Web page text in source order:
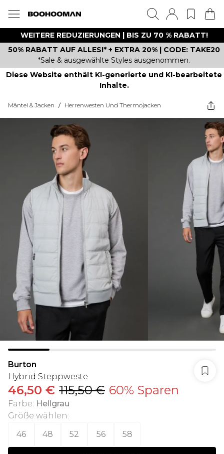
WEITERE REDUZIERUNGEN | BIS ZU 70 % RABATT!
50% RABATT AUF ALLES!* + EXTRA 20% | CODE: TAKE20
*Sale & ausgewählte Styles ausgenommen.
Diese Website enthält KI-generierte und KI-bearbeitete
Inhalte.
Mäntel & Jacken / Herrenwesten Und Thermojacken
Burton
Hybrid Steppweste
46,50 € 115,50 € 60% Sparen
Farbe: Hellgrau
Größe wählen:
46
48 52 56 58